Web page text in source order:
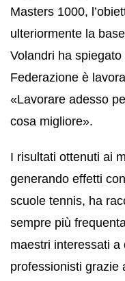
Masters 1000,
ulteriormente la
Volandri ha
Federazione è
«Lavorare adesso
cosa migliore».
I risultati ottenuti ai
generando effetti
scuole tennis, ha
sempre più
maestri interessati
professionisti grazie